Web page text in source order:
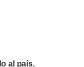
al país.